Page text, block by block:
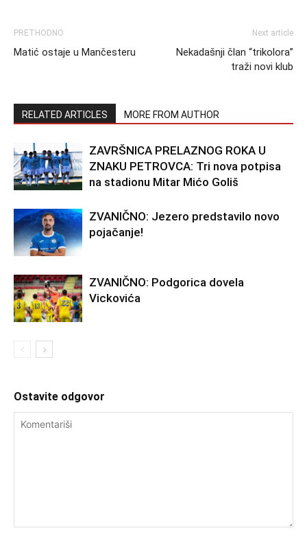
PRETHODNO
Matić ostaje u Mančesteru
Next article
Nekadašnji član “trikolora”
traži novi klub
RELATED ARTICLES MORE FROM AUTHOR
ZAVRŠNICA PRELAZNOG ROKA U
ZNAKU PETROVCA: Tri nova potpisa
na stadionu Mitar Mićo Goliš
ZVANIČNO: Jezero predstavilo novo
pojačanje!
ZVANIČNO: Podgorica dovela
Vickovića
Ostavite odgovor